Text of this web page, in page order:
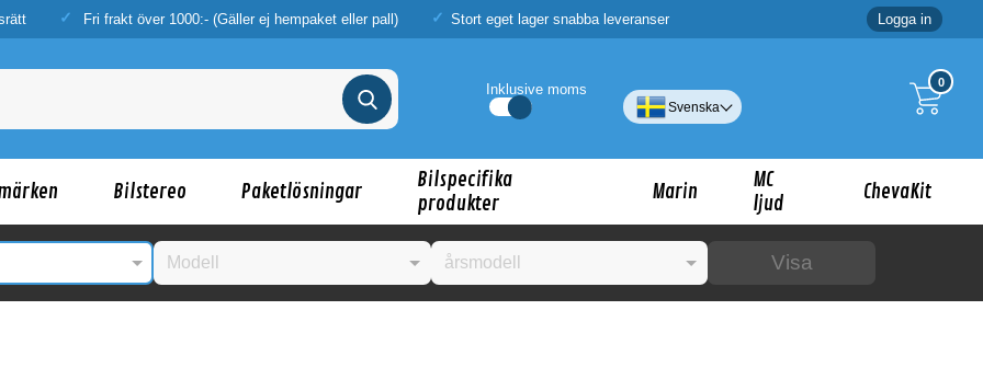
Fri frakt över 1000:- (Gäller ej hempaket eller pall) Stort eget lager snabba leveranser Logga in
0
Inklusive moms
Svenska
Bilstereo Paketlösningar
Bilspecifika
produkter
Marin
MC
ljud
ChevaKit
Visa